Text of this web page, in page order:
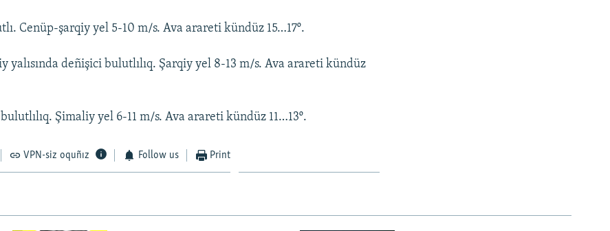
Cenüp-şarqiy yel 5-10 m/s. Ava arareti kündüz 15…17º.
yalısında deñişici bulutlılıq. Şarqiy yel 8-13 m/s. Ava arareti kündüz
Şimaliy yel 6-11 m/s. Ava arareti kündüz 11…13º.
VPN-siz oquñız Follow us Print